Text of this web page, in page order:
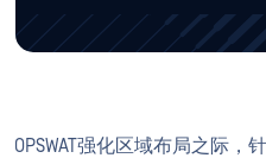
OPSWAT强化区域布局之际